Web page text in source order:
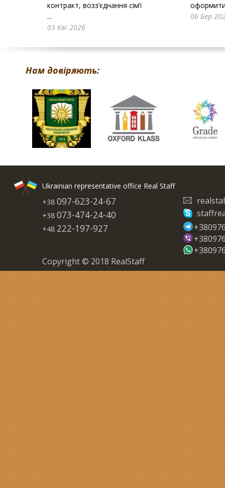
контракт, возз’єднання сім’ї
...
03 Кві 2026
06 Бер
Нам довіряють:
Ukrainian representative office Real Staff
+38 097-623-24-67
+38 073-474-24-40
+48 222-197-927
Copyright © 2018 RealStaff